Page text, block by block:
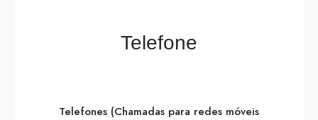
Telefone
Telefones (Chamadas para redes móveis